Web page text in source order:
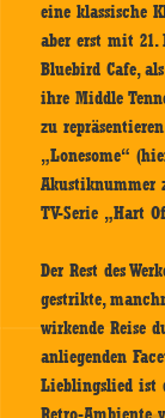
eine klassische
aber erst mit 21.
Bluebird Cafe,
ihre Middle
zu
„Lonesome“
Akustiknummer
TV-Serie „Hart
Der Rest des
gestrikte,
wirkende Reise
anliegenden
Lieblingslied ist